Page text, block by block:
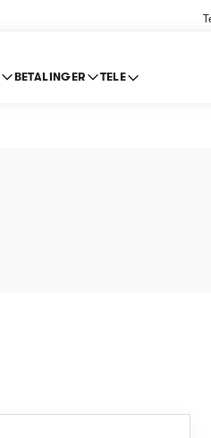
BETALINGER TELE